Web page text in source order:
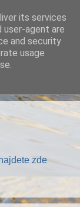
zde
its services
user-agent are
and security
usage